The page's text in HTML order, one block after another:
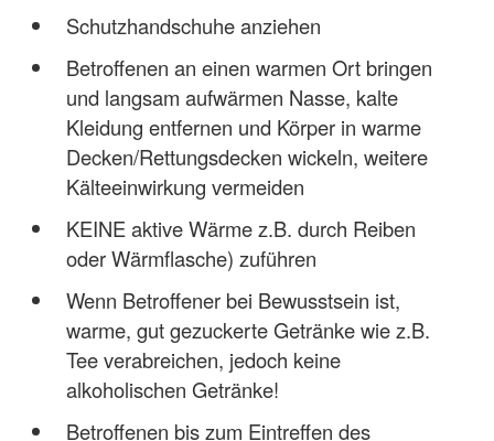
Schutzhandschuhe anziehen
Betroffenen an einen warmen Ort bringen
und langsam aufwärmen Nasse, kalte
Kleidung entfernen und Körper in warme
Decken/Rettungsdecken wickeln, weitere
Kälteeinwirkung vermeiden
KEINE aktive Wärme z.B. durch Reiben
oder Wärmflasche) zuführen
Wenn Betroffener bei Bewusstsein ist,
warme, gut gezuckerte Getränke wie z.B.
Tee verabreichen, jedoch keine
alkoholischen Getränke!
Betroffenen bis zum Eintreffen des